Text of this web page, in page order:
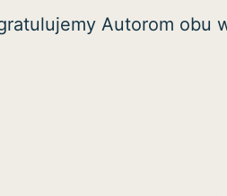
Autorom obu